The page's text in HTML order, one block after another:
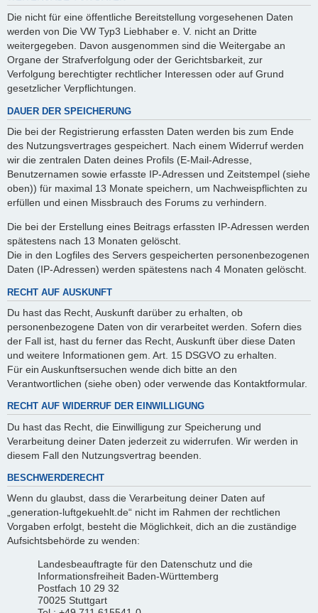
Die nicht für eine öffentliche Bereitstellung vorgesehenen Daten
werden von Die VW Typ3 Liebhaber e. V. nicht an Dritte
weitergegeben. Davon ausgenommen sind die Weitergabe an
Organe der Strafverfolgung oder der Gerichtsbarkeit, zur
Verfolgung berechtigter rechtlicher Interessen oder auf Grund
gesetzlicher Verpflichtungen.
DAUER DER SPEICHERUNG
Die bei der Registrierung erfassten Daten werden bis zum Ende
des Nutzungsvertrages gespeichert. Nach einem Widerruf werden
wir die zentralen Daten deines Profils (E-Mail-Adresse,
Benutzernamen sowie erfasste IP-Adressen und Zeitstempel (siehe
oben)) für maximal 13 Monate speichern, um Nachweispflichten zu
erfüllen und einen Missbrauch des Forums zu verhindern.
Die bei der Erstellung eines Beitrags erfassten IP-Adressen werden
spätestens nach 13 Monaten gelöscht.
Die in den Logfiles des Servers gespeicherten personenbezogenen
Daten (IP-Adressen) werden spätestens nach 4 Monaten gelöscht.
RECHT AUF AUSKUNFT
Du hast das Recht, Auskunft darüber zu erhalten, ob
personenbezogene Daten von dir verarbeitet werden. Sofern dies
der Fall ist, hast du ferner das Recht, Auskunft über diese Daten
und weitere Informationen gem. Art. 15 DSGVO zu erhalten.
Für ein Auskunftsersuchen wende dich bitte an den
Verantwortlichen (siehe oben) oder verwende das Kontaktformular.
RECHT AUF WIDERRUF DER EINWILLIGUNG
Du hast das Recht, die Einwilligung zur Speicherung und
Verarbeitung deiner Daten jederzeit zu widerrufen. Wir werden in
diesem Fall den Nutzungsvertrag beenden.
BESCHWERDERECHT
Wenn du glaubst, dass die Verarbeitung deiner Daten auf
„generation-luftgekuehlt.de“ nicht im Rahmen der rechtlichen
Vorgaben erfolgt, besteht die Möglichkeit, dich an die zuständige
Aufsichtsbehörde zu wenden:
Landesbeauftragte für den Datenschutz und die
Informationsfreiheit Baden-Württemberg
Postfach 10 29 32
70025 Stuttgart